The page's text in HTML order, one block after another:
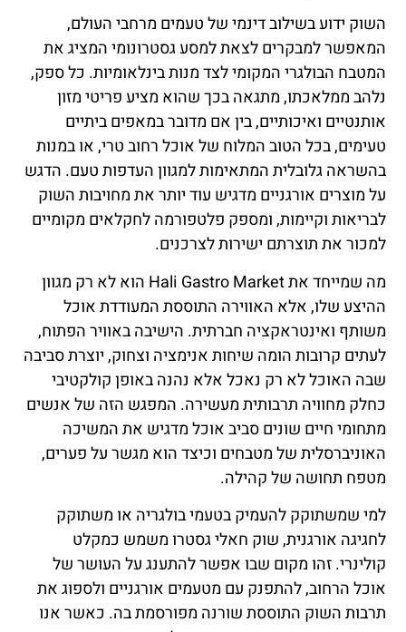
השוק ידוע בשילוב דינמי של טעמים מרחבי העולם,
המאפשר למבקרים לצאת למסע גסטרונומי המציג את
המטבח הבולגרי המקומי לצד מנות בינלאומיות. כל ספק,
נלהב ממלאכתו, מתגאה בכך שהוא מציע פריטי מזון
אותנטיים ואיכותיים, בין אם מדובר במאפים ביתיים
טעימים, בכל הטוב המלוח של אוכל רחוב טרי, או במנות
בהשראה גלובלית המתאימות למגוון העדפות טעם. הדגש
על מוצרים אורגניים מדגיש עוד יותר את מחויבות השוק
לבריאות וקיימות, ומספק פלטפורמה לחקלאים מקומיים
למכור את תוצרתם ישירות לצרכנים.
מה שמייחד את Hali Gastro Market הוא לא רק מגוון
ההיצע שלו, אלא האווירה התוססת המעודדת אוכל
משותף ואינטראקציה חברתית. הישיבה באוויר הפתוח,
לעתים קרובות הומה שיחות אנימציה וצחוק, יוצרת סביבה
שבה האוכל לא רק נאכל אלא נהנה באופן קולקטיבי
כחלק מחוויה תרבותית מעשירה. המפגש הזה של אנשים
מתחומי חיים שונים סביב אוכל מדגיש את המשיכה
האוניברסלית של מטבחים וכיצד הוא מגשר על פערים,
מטפח תחושה של קהילה.
למי שמשתוקק להעמיק בטעמי בולגריה או משתוקק
לחגיגה אורגנית, שוק חאלי גסטרו משמש כמקלט
קולינרי. זהו מקום שבו אפשר להתענג על העושר של
אוכל הרחוב, להתפנק עם מטעמים אורגניים ולספוג את
תרבות השוק התוססת שורנה מפורסמת בה. כאשר אנו